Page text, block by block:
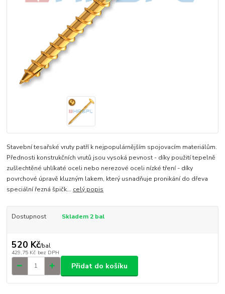
Stavební tesařské vruty patří k nejpopulárnějším spojovacím materiálům.
Přednosti konstrukčních vrutů jsou vysoká pevnost - díky použití tepelně
zušlechtěné uhlíkaté oceli nebo nerezové oceli nízké tření - díky
povrchové úpravě kluzným lakem, který usnadňuje pronikání do dřeva
speciální řezná špičk... celý popis
Dostupnost Skladem 2 bal
520 Kč/bal
429,75 Kč bez DPH
Přidat do košíku